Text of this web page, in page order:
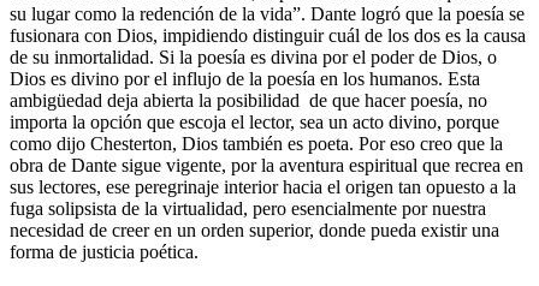
su lugar como la redención de la vida”. Dante logró que la poesía se
fusionara con Dios, impidiendo distinguir cuál de los dos es la causa
de su inmortalidad. Si la poesía es divina por el poder de Dios, o
Dios es divino por el influjo de la poesía en los humanos. Esta
ambigüedad deja abierta la posibilidad de que hacer poesía, no
importa la opción que escoja el lector, sea un acto divino, porque
como dijo Chesterton, Dios también es poeta. Por eso creo que la
obra de Dante sigue vigente, por la aventura espiritual que recrea en
sus lectores, ese peregrinaje interior hacia el origen tan opuesto a la
fuga solipsista de la virtualidad, pero esencialmente por nuestra
necesidad de creer en un orden superior, donde pueda existir una
forma de justicia poética.